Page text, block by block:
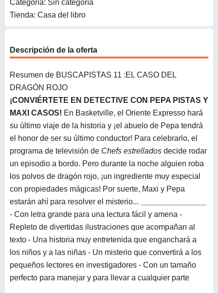
Categoría: Sin categoría
Tienda: Casa del libro
Descripción de la oferta
Resumen de BUSCAPISTAS 11 :EL CASO DEL
DRAGÓN ROJO
¡CONVIÉRTETE EN DETECTIVE CON PEPA PISTAS Y
MAXI CASOS! En Basketville, el Oriente Expresso hará
su último viaje de la historia y ¡el abuelo de Pepa tendrá
el honor de ser su último conductor! Para celebrarlo, el
programa de televisión de Chefs estrellados decide rodar
un episodio a bordo. Pero durante la noche alguien roba
los polvos de dragón rojo, ¡un ingrediente muy especial
con propiedades mágicas! Por suerte, Maxi y Pepa
estarán ahí para resolver el misterio...
- Con letra grande para una lectura fácil y amena -
Repleto de divertidas ilustraciones que acompañan al
texto - Una historia muy entretenida que enganchará a
los niños y a las niñas - Un misterio que convertirá a los
pequeños lectores en investigadores - Con un tamaño
perfecto para manejar y para llevar a cualquier parte